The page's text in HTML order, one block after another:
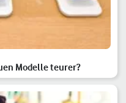
Modelle teurer?